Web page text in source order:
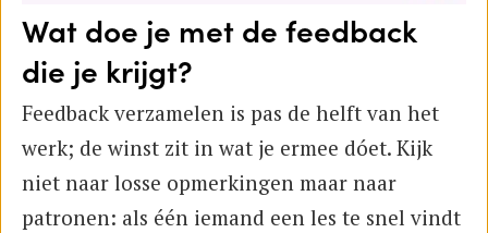
Wat doe je met de feedback
die je krijgt?
Feedback verzamelen is pas de helft van het
werk; de winst zit in wat je ermee dóet. Kijk
niet naar losse opmerkingen maar naar
patronen: als één iemand een les te snel vindt